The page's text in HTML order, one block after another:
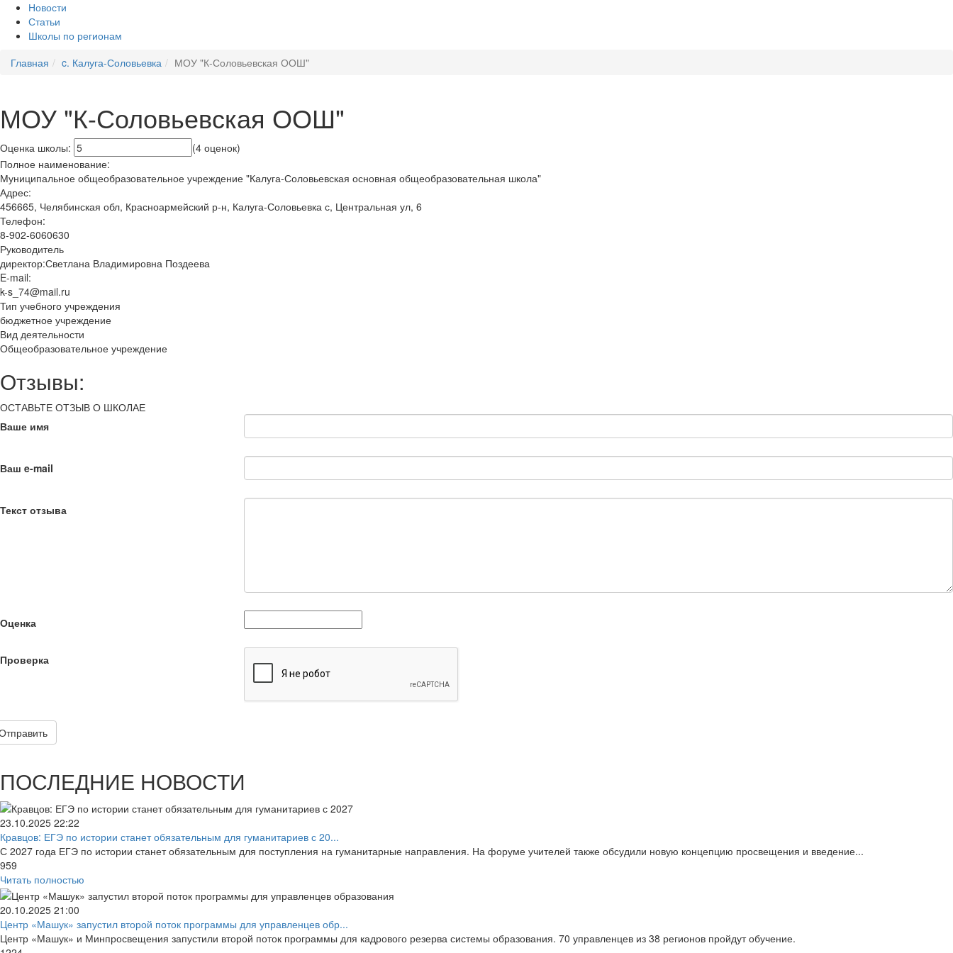
Новости
Статьи
Школы по регионам
Главная
c. Калуга-Соловьевка МОУ "К-Соловьевская ООШ"
МОУ "К-Соловьевская ООШ"
Оценка школы:
(4 оценок)
Полное наименование:
Муниципальное общеобразовательное учреждение "Калуга-Соловьевская основная общеобразовательная школа"
Адрес:
456665, Челябинская обл, Красноармейский р-н, Калуга-Соловьевка с, Центральная ул, 6
Телефон:
8-902-6060630
Руководитель
директор:Светлана Владимировна Поздеева
E-mail:
k-s_74@mail.ru
Тип учебного учреждения
бюджетное учреждение
Вид деятельности
Общеобразовательное учреждение
Отзывы:
ОСТАВЬТЕ ОТЗЫВ О ШКОЛАЕ
Ваше имя
Ваш e-mail
Текст отзыва
Оценка
Проверка
ПОСЛЕДНИЕ НОВОСТИ
23.10.2025 22:22
Кравцов: ЕГЭ по истории станет обязательным для гуманитариев с 20...
С 2027 года ЕГЭ по истории станет обязательным для поступления на гуманитарные направления. На форуме учителей также обсудили новую концепцию просвещения и введение...
959
Читать полностью
20.10.2025 21:00
Центр «Машук» запустил второй поток программы для управленцев обр...
Центр «Машук» и Минпросвещения запустили второй поток программы для кадрового резерва системы образования. 70 управленцев из 38 регионов пройдут обучение.